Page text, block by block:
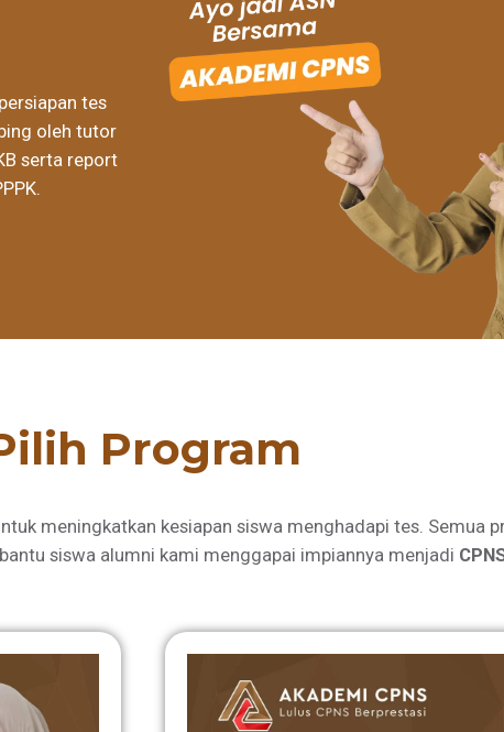
tes
oleh tutor
serta report
Program
meningkatkan kesiapan siswa menghadapi tes. Semua
siswa alumni kami menggapai impiannya menjadi